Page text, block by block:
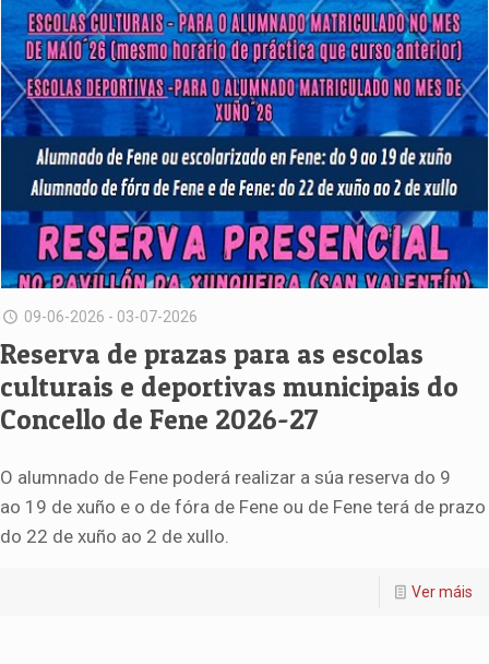
09-06-2026 - 03-07-2026
Reserva de prazas para as escolas
culturais e deportivas municipais do
Concello de Fene 2026-27
O alumnado de Fene poderá realizar a súa reserva do 9
ao 19 de xuño e o de fóra de Fene ou de Fene terá de prazo
do 22 de xuño ao 2 de xullo.
Ver máis